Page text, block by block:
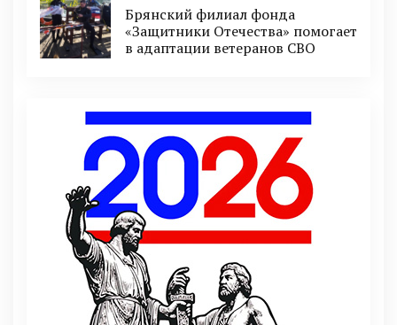
Брянский филиал фонда
«Защитники Отечества» помогает
в адаптации ветеранов СВО